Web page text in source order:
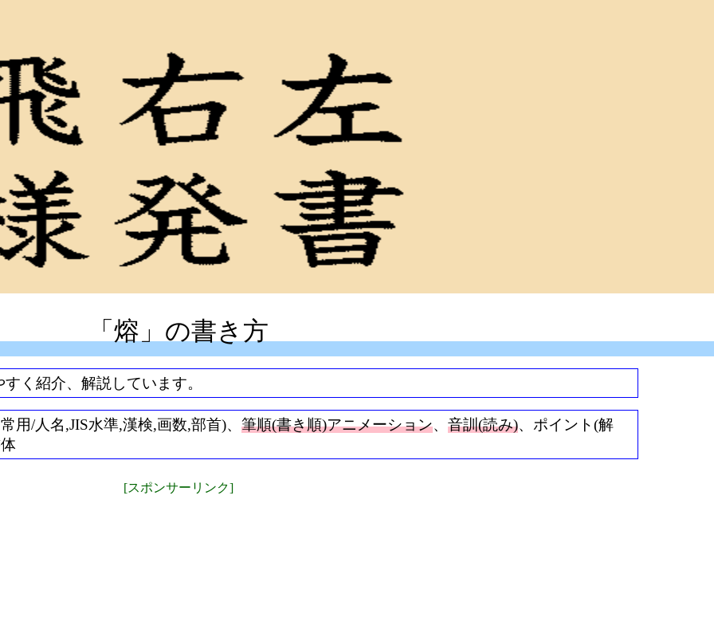
「熔」の書き方
く紹介、解説しています。
用/人名,JIS水準,漢検,画数,部首)、 筆順(書き順)アニメーション、 音訓(読み)、ポイント(解
[スポンサーリンク]